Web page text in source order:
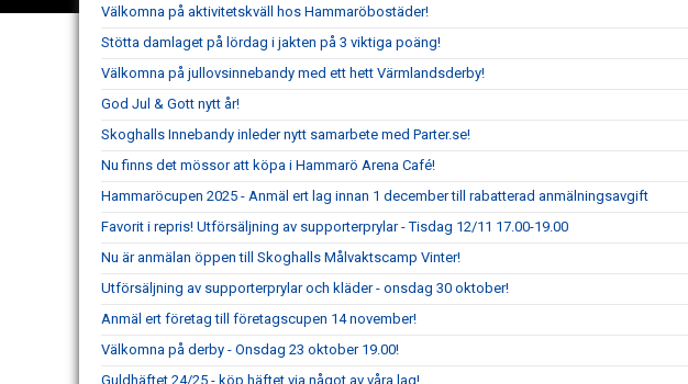
Välkomna på aktivitetskväll hos Hammaröbostäder!
Stötta damlaget på lördag i jakten på 3 viktiga poäng!
Välkomna på jullovsinnebandy med ett hett Värmlandsderby!
God Jul & Gott nytt år!
Skoghalls Innebandy inleder nytt samarbete med Parter.se!
Nu finns det mössor att köpa i Hammarö Arena Café!
Hammaröcupen 2025 - Anmäl ert lag innan 1 december till rabatterad anmälningsavgift
Favorit i repris! Utförsäljning av supporterprylar - Tisdag 12/11 17.00-19.00
Nu är anmälan öppen till Skoghalls Målvaktscamp Vinter!
Utförsäljning av supporterprylar och kläder - onsdag 30 oktober!
Anmäl ert företag till företagscupen 14 november!
Välkomna på derby - Onsdag 23 oktober 19.00!
Guldhäftet 24/25 - köp häftet via något av våra lag!